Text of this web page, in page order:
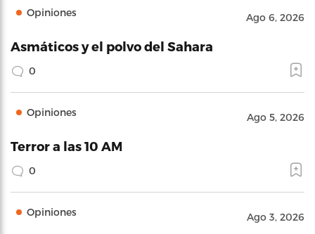
Opiniones Ago 6, 2026
Asmáticos y el polvo del Sahara
0
Opiniones Ago 5, 2026
Terror a las 10 AM
0
Opiniones Ago 3, 2026